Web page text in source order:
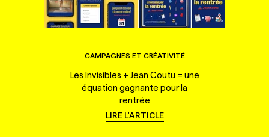
CAMPAGNES ET CRÉATIVITÉ
Les Invisibles + Jean Coutu = une
équation gagnante pour la
rentrée
LIRE L'ARTICLE